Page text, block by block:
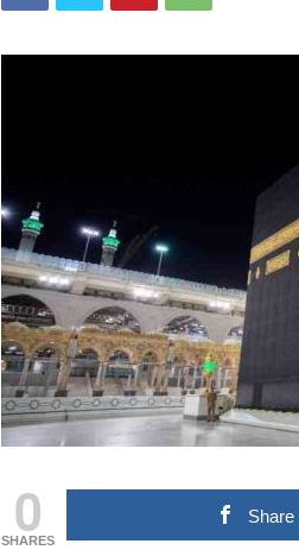
0
SHARES
Share